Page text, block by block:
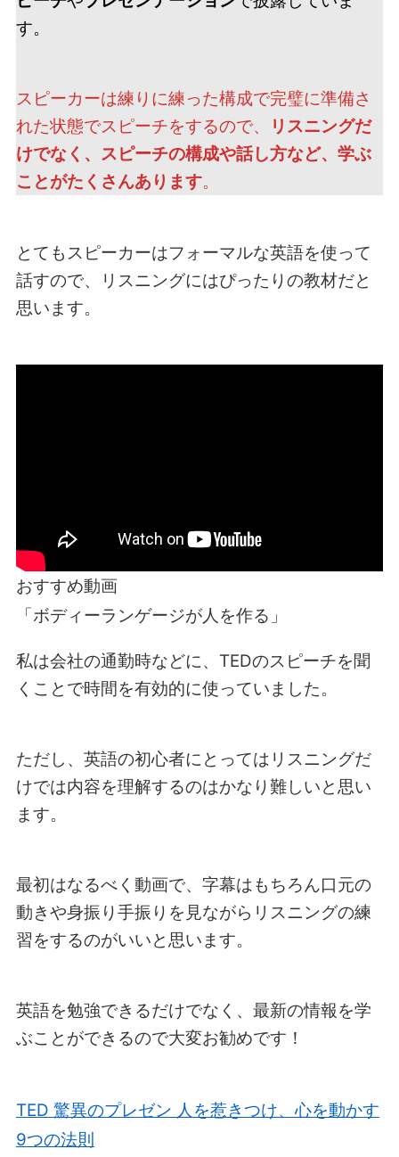
す。
スピーカーは練りに練った構成で完璧に準備さ
れた状態でスピーチをするので、
リスニングだ
けでなく、スピーチの構成や話し方など、学ぶ
ことがたくさんあります。
とてもスピーカーはフォーマルな英語を使って
話すので、リスニングにはぴったりの教材だと
思います。
おすすめ動画
「ボディーランゲージが人を作る」
私は会社の通勤時などに、TEDのスピーチを聞
くことで時間を有効的に使っていました。
ただし、英語の初心者にとってはリスニングだ
けでは内容を理解するのはかなり難しいと思い
ます。
最初はなるべく動画で、字幕はもちろん口元の
動きや身振り手振りを見ながらリスニングの練
習をするのがいいと思います。
英語を勉強できるだけでなく、最新の情報を学
ぶことができるので大変お勧めです！
TED 驚異のプレゼン 人を惹きつけ、心を動かす
9つの法則